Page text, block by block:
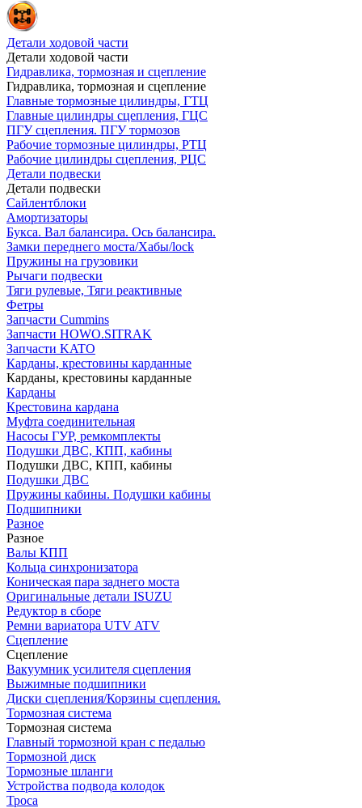
Детали ходовой части
Детали ходовой части
Гидравлика, тормозная и сцепление
Гидравлика, тормозная и сцепление
Главные тормозные цилиндры, ГТЦ
Главные цилиндры сцепления, ГЦС
ПГУ сцепления. ПГУ тормозов
Рабочие тормозные цилиндры, РТЦ
Рабочие цилиндры сцепления, РЦС
Детали подвески
Детали подвески
Cайлентблоки
Амортизаторы
Букса. Вал балансира. Ось балансира.
Замки переднего моста/Хабы/lock
Пружины на грузовики
Рычаги подвески
Тяги рулевые, Тяги реактивные
Фетры
Запчасти Cummins
Запчасти HOWO.SITRAK
Запчасти KATO
Карданы, крестовины карданные
Карданы, крестовины карданные
Карданы
Крестовина кардана
Муфта соединительная
Насосы ГУР, ремкомплекты
Подушки ДВС, КПП, кабины
Подушки ДВС, КПП, кабины
Подушки ДВС
Пружины кабины. Подушки кабины
Подшипники
Разное
Разное
Валы КПП
Кольца синхронизатора
Коническая пара заднего моста
Оригинальные детали ISUZU
Редуктор в сборе
Ремни вариатора UTV ATV
Сцепление
Сцепление
Вакуумник усилителя сцепления
Выжимные подшипники
Диски сцепления/Корзины сцепления.
Тормозная система
Тормозная система
Главный тормозной кран с педалью
Тормозной диск
Тормозные шланги
Устройства подвода колодок
Троса